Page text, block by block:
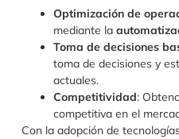
Optimización de
mediante la
Toma de decisiones
toma de decisiones y
actuales.
Competitividad:
competitiva en el
Con la adopción de